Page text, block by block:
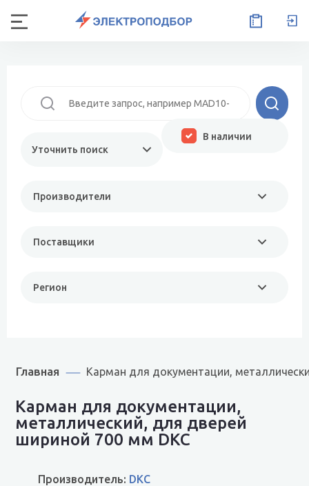
Уточнить поиск
Производители
Поставщики
Регион
В наличии
Главная Карман для документации,
Карман для документации,
металлический, для дверей
шириной 700 мм DKC
Производитель: DKC